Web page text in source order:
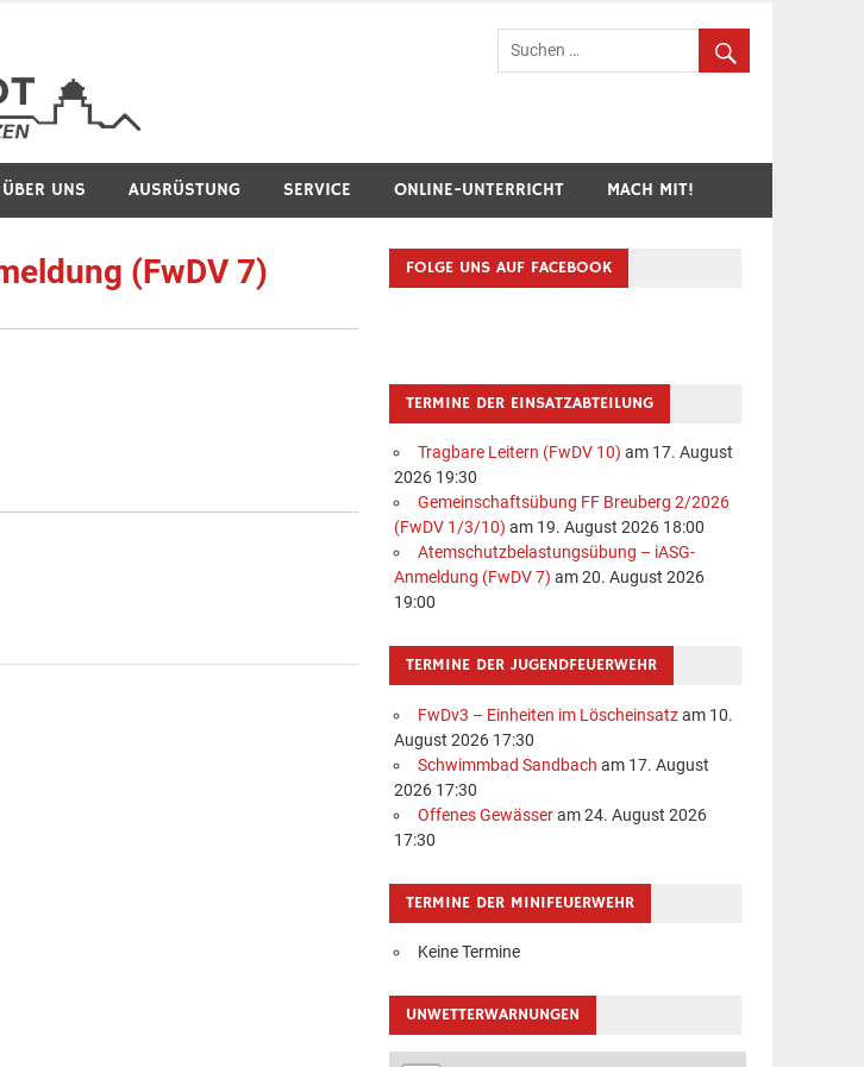
Feuerwehr Breuberg-Hainstadt
ÜBER UNS AUSRÜSTUNG SERVICE ONLINE-UNTERRICHT MACH MIT!
(FwDV 7) FOLGE UNS AUF FACEBOOK
TERMINE DER EINSATZABTEILUNG
Tragbare Leitern (FwDV 10) am 17. August
2026 19:30
Gemeinschaftsübung FF Breuberg 2/2026
(FwDV 1/3/10) am 19. August 2026 18:00
Atemschutzbelastungsübung – iASG-
Anmeldung (FwDV 7) am 20. August 2026
19:00
TERMINE DER JUGENDFEUERWEHR
FwDv3 – Einheiten im Löscheinsatzam 10.
August 2026 17:30
Schwimmbad Sandbach am 17. August
2026 17:30
Offenes Gewässeram 24. August 2026
17:30
TERMINE DER MINIFEUERWEHR
Keine Termine
UNWETTERWARNUNGEN